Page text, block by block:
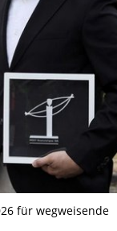
für wegweisende